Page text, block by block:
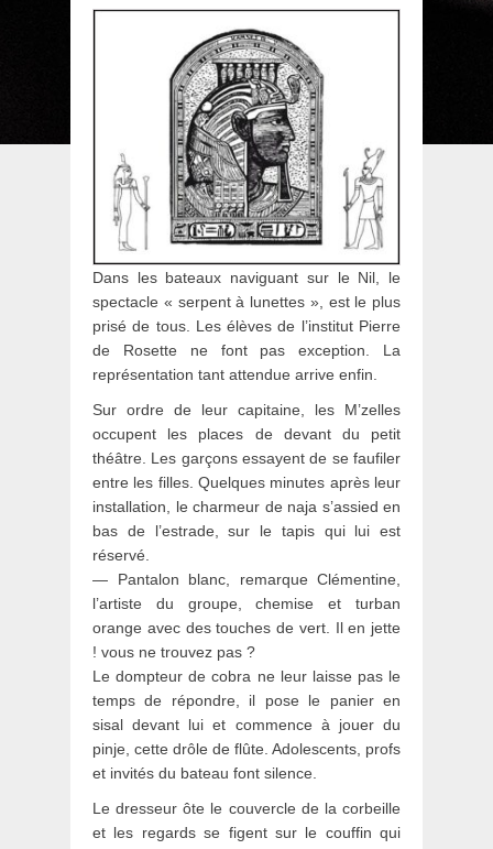
Dans les bateaux naviguant sur le Nil, le
spectacle « serpent à lunettes », est le plus
prisé de tous. Les élèves de l’institut Pierre
de Rosette ne font pas exception. La
représentation tant attendue arrive enfin.
Sur ordre de leur capitaine, les M’zelles
occupent les places de devant du petit
théâtre. Les garçons essayent de se faufiler
entre les filles. Quelques minutes après leur
installation, le charmeur de naja s’assied en
bas de l’estrade, sur le tapis qui lui est
réservé.
— Pantalon blanc, remarque Clémentine,
l’artiste du groupe, chemise et turban
orange avec des touches de vert. Il en jette
! vous ne trouvez pas ?
Le dompteur de cobra ne leur laisse pas le
temps de répondre, il pose le panier en
sisal devant lui et commence à jouer du
pinje, cette drôle de flûte. Adolescents, profs
et invités du bateau font silence.
Le dresseur ôte le couvercle de la corbeille
et les regards se figent sur le couffin qui